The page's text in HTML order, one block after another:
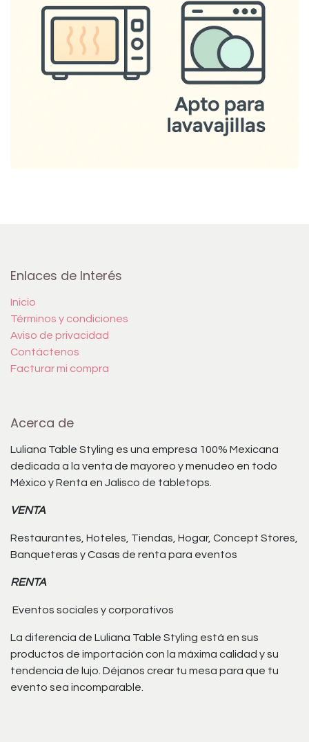
Enlaces de Interés
Inicio
Términos y condiciones
Aviso de privacidad
Contáctenos
Facturar mi compra
Acerca de
Luliana Table Styling es una empresa 100% Mexicana
dedicada a la venta de mayoreo y menudeo en todo
México y Renta en Jalisco de tabletops.
VENTA
Restaurantes, Hoteles, Tiendas, Hogar, Concept Stores,
Banqueteras y Casas de renta para eventos
RENTA
Eventos sociales y corporativos
La diferencia de Luliana Table Styling está en sus
productos de importación con la máxima calidad y su
tendencia de lujo. Déjanos crear tu mesa para que tu
evento sea incomparable.